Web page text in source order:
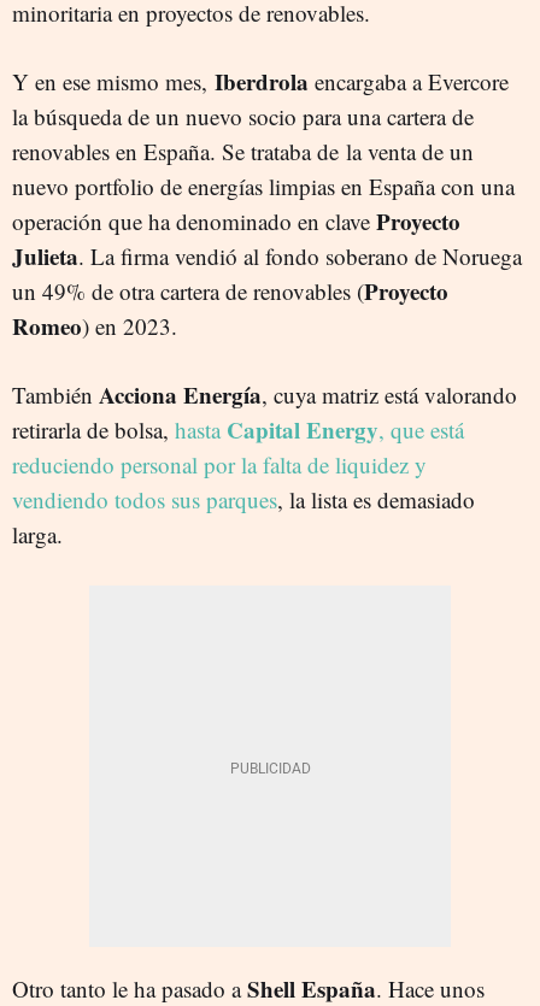
minoritaria en proyectos de renovables.
Y en ese mismo mes, Iberdrola encargaba a Evercore
la búsqueda de un nuevo socio para una cartera de
renovables en España. Se trataba de la venta de un
nuevo portfolio de energías limpias en España con una
operación que ha denominado en clave Proyecto
Julieta. La firma vendió al fondo soberano de Noruega
un 49% de otra cartera de renovables (Proyecto
Romeo) en 2023.
También Acciona Energía, cuya matriz está valorando
retirarla de bolsa, hasta Capital Energy, que está
reduciendo personal por la falta de liquidez y
vendiendo todos sus parques, la lista es demasiado
larga.
Otro tanto le ha pasado aShell España. Hace unos